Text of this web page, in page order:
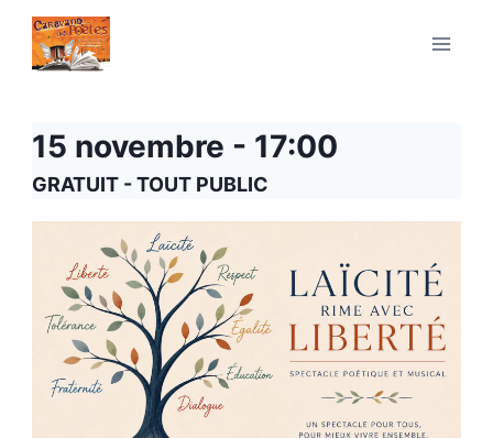
Aller
contenu
15 novembre - 17:00
GRATUIT - TOUT PUBLIC